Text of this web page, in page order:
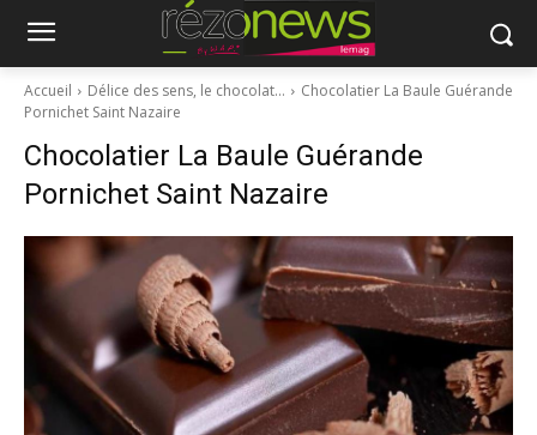
Accueil Délice des sens, le chocolat…
Chocolatier La Baule Guérande
Pornichet Saint Nazaire
Chocolatier La Baule Guérande
Pornichet Saint Nazaire